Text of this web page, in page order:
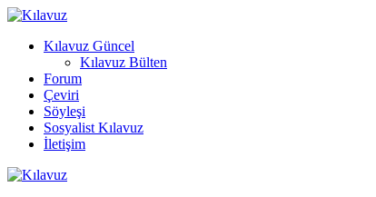
Kılavuz Güncel
Kılavuz Bülten
Forum
Çeviri
Söyleşi
Sosyalist Kılavuz
İletişim